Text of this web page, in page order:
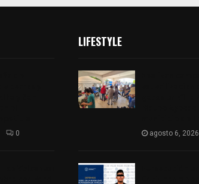
0
LIFESTYLE
agosto 6, 2026